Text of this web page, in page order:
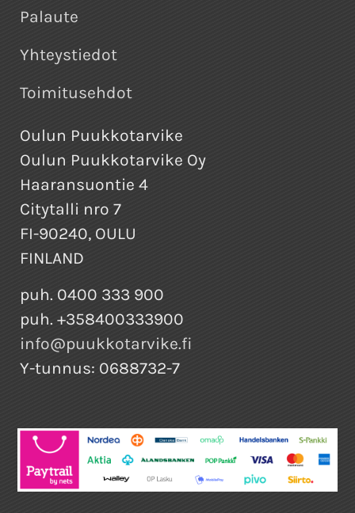
Palaute
Yhteystiedot
Toimitusehdot
Oulun Puukkotarvike
Oulun Puukkotarvike Oy
Haaransuontie 4
Citytalli nro 7
FI-90240, OULU
FINLAND
puh. 0400 333 900
puh. +358400333900
info@puukkotarvike.fi
Y-tunnus: 0688732-7